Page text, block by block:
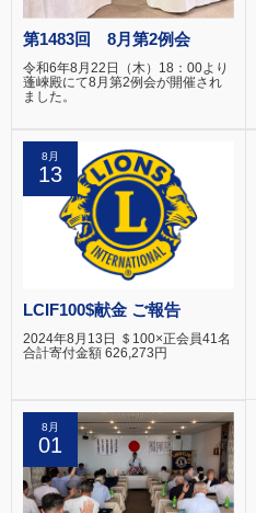
第1483回 8月第2例会
令和6年8月22日（木）18：00より
蓬崍殿にて8月第2例会が開催され
ました。
8月
13
LCIF100$献金 ご報告
2024年8月13日 ＄100×正会員41名
合計寄付金額 626,273円
8月
01